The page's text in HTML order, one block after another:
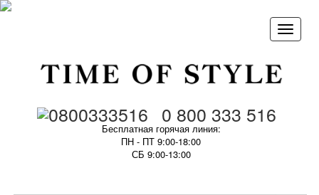
0 800 333 516
Бесплатная горячая линия:
ПН - ПТ 9:00-18:00
СБ 9:00-13:00